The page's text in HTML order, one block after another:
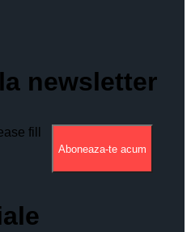
newsletter
fill
Aboneaza-te acum